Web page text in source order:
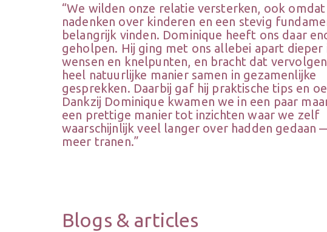
“We wilden onze relatie versterken, ook
nadenken over kinderen en een stevig
belangrijk vinden. Dominique heeft ons daar
geholpen. Hij ging met ons allebei apart dieper
wensen en knelpunten, en bracht dat
heel natuurlijke manier samen in gezamenlijke
gesprekken. Daarbij gaf hij praktische tips en
Dankzij Dominique kwamen we in een paar
een prettige manier tot inzichten waar we zelf
waarschijnlijk veel langer over hadden gedaan
meer tranen.”
Blogs & articles